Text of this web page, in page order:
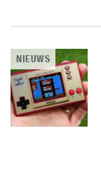
NIEUWS